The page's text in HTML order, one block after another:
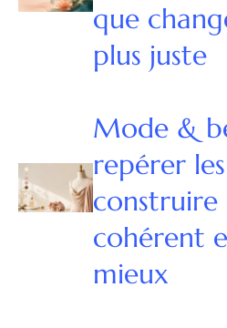
que
plus juste
Mode &
repérer
construire
cohérent
mieux